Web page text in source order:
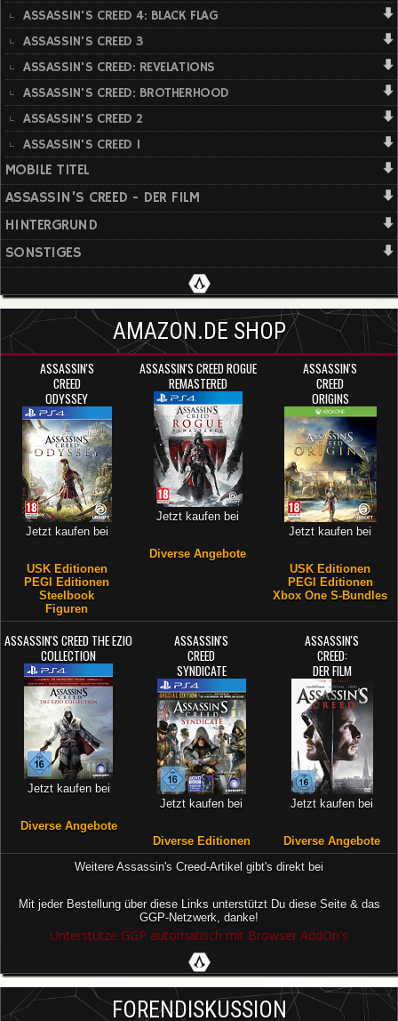
ASSASSIN'S CREED 4: BLACK FLAG
ASSASSIN'S CREED 3
ASSASSIN'S CREED: REVELATIONS
ASSASSIN'S CREED: BROTHERHOOD
ASSASSIN'S CREED 2
ASSASSIN'S CREED 1
MOBILE TITEL
ASSASSIN'S CREED - DER FILM
HINTERGRUND
SONSTIGES
AMAZON.DE SHOP
ASSASSIN'S
CREED
ODYSSEY
Jetzt kaufen bei
USK Editionen
PEGI Editionen
Steelbook
Figuren
ASSASSIN'S CREED ROGUE
REMASTERED
Jetzt kaufen bei
Diverse Angebote
ASSASSIN'S
CREED
ORIGINS
Jetzt kaufen bei
USK Editionen
PEGI Editionen
Xbox One S-Bundles
ASSASSIN'S CREED THE EZIO
COLLECTION
Jetzt kaufen bei
Diverse Angebote
ASSASSIN'S
CREED
SYNDICATE
Jetzt kaufen bei
Diverse Editionen
ASSASSIN'S
CREED:
DER FILM
Jetzt kaufen bei
Diverse Angebote
Weitere Assassin's Creed-Artikel gibt's direkt bei
Mit jeder Bestellung über diese Links unterstützt Du diese Seite & das
GGP-Netzwerk, danke!
Unterstütze GGP automatisch mit Browser AddOn's
FORENDISKUSSION